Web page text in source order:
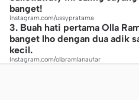
banget!
Instagram.com/ussypratama
3. Buah hati pertama Olla
banget lho dengan dua adik
kecil.
Instagram.com/ollaramlanaufar